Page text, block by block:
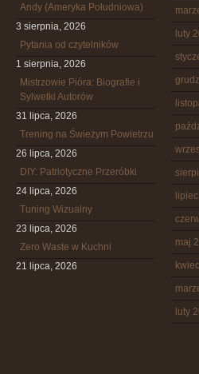
Andy (Ameryka Południowa)
3 sierpnia, 2026
Pytania od czytelników
1 sierpnia, 2026
Mistrzowie Pióra: Biografie i
Sylwetki Autorów
31 lipca, 2026
Trening na Świeżym Powietrzu
26 lipca, 2026
DIY: Patriotyczne Przeróbki
24 lipca, 2026
Tuning Wizualny
23 lipca, 2026
Zero Waste w Kuchni
21 lipca, 2026
luty
maj
luty